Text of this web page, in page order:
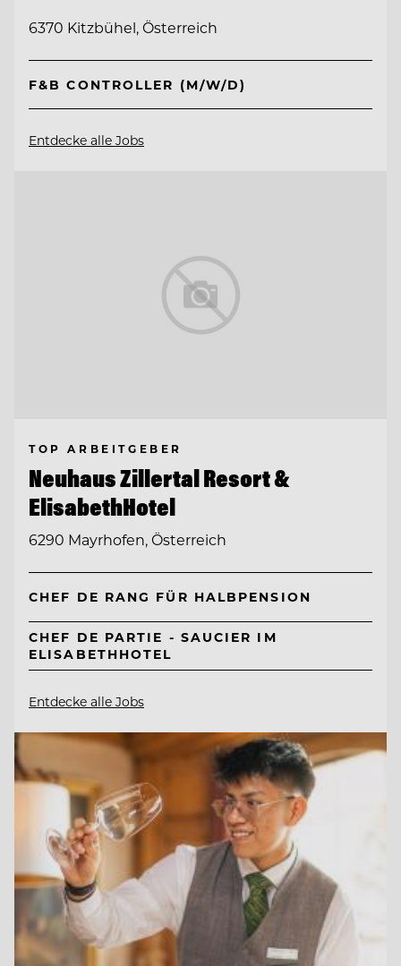
6370 Kitzbühel, Österreich
F&B CONTROLLER (M/W/D)
Entdecke alle Jobs
TOP ARBEITGEBER
Neuhaus Zillertal Resort &
ElisabethHotel
6290 Mayrhofen, Österreich
CHEF DE RANG FÜR HALBPENSION
CHEF DE PARTIE - SAUCIER IM
ELISABETHHOTEL
Entdecke alle Jobs